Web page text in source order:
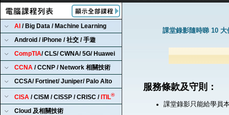
AI / Big Data / Machine Learning
Android / iPhone / 社交 / 手遊
CompTIA/ CLS/ CWNA/ 5G/ Huawei
CCNA / CCNP / Network 相關技術
CCSA/ Fortinet/ Juniper/ Palo Alto
CISA / CISM / CISSP / CRISC / ITIL®
Cloud 及相關技術
課堂錄影隨時睇 10 大
服務條款及守則：
課堂錄影只能給學員